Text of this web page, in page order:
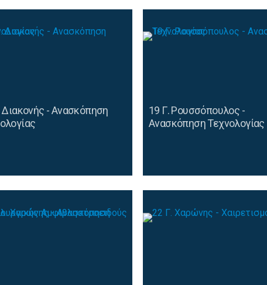
Διακονής - Aνασκόπηση
19 Γ. Ρουσσόπουλος -
Aνασκόπηση Τεχνολογίας